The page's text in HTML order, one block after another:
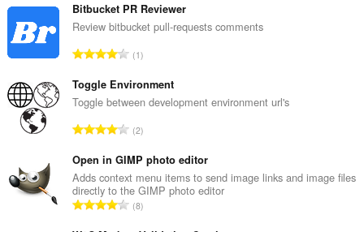
s
z
s
r
t
é
k
e
l
é
s
Bitbucket PR Reviewer
Review bitbucket pull-requests comments
Ö
s
z
s
r
t
é
k
1
Toggle Environment
Toggle between development environment url's
Ö
s
z
e
s
2
Open in GIMP photo editor
Adds context menu items to send image links and image files
directly to the GIMP photo editor
Ö8